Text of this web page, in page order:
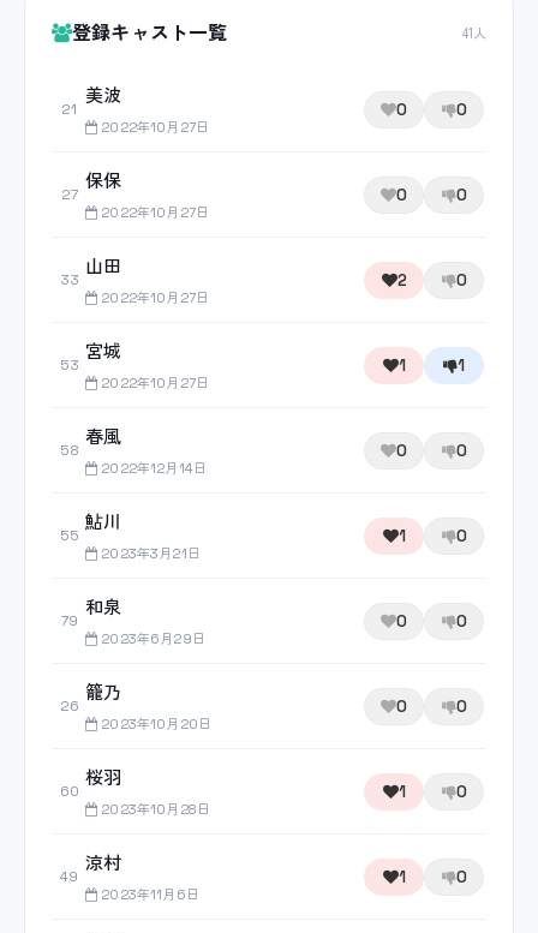
登録キャスト一覧 41人
21
美波
2022年10月27日
0 0
27
保保
2022年10月27日
0 0
33
山田
2022年10月27日
2 0
53
宮城
2022年10月27日
1 1
58
春風
2022年12月14日
0 0
55
鮎川
2023年3月21日
1 0
79
和泉
2023年6月29日
0 0
26
籠乃
2023年10月20日
0 0
60
桜羽
2023年10月28日
1 0
49
涼村
2023年11月6日
1 0